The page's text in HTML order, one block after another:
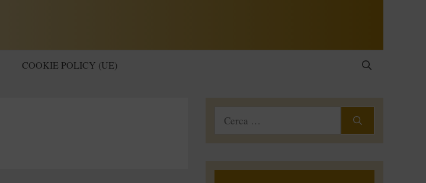
COOKIE POLICY (UE)
Ricerca